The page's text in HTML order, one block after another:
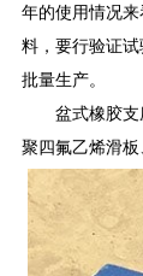
年的使用情况
料，要行验证
批量生产。
盆式橡胶
聚四氟乙烯滑